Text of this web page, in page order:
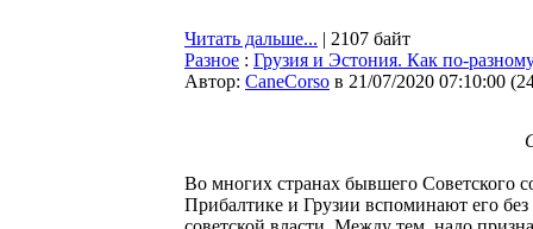
Читать дальше... | 2107 байт
Разное : Грузия и Эстония. Как по-
Автор: CaneCorso в 21/07/2020 07:10:00 (
Во многих странах бывшего Советского
Прибалтике и Грузии вспоминают его